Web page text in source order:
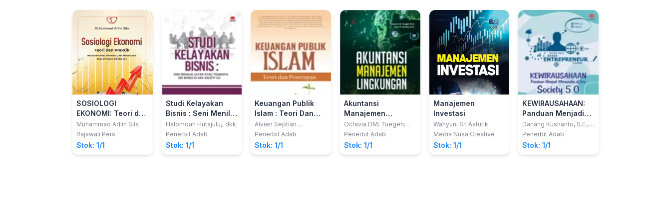
SOSIOLOGI
EKONOMI: Teori dan
Praktik
Institusionalisasi,
Hibridisasi, dan
ModalSosial
Muhammad Adlin Sila
Rajawali Pers
Stok: 1/1
Studi Kelayakan
Bisnis : Seni Menilai
Layak atau
Tidaknya Ide Bisnis
di Era Society 5.0
Halomoan Hutajulu,; dkk
Penerbit Adab
Stok: 1/1
Keuangan Publik
Islam : Teori Dan
Penerapan
Alvien Septian
Haerisma; dkk
Penerbit Adab
Stok: 1/1
Akuntansi
Manajemen
Lingkungan
Octavia DM; Tuegeh;
Johan R Tumiwa
Penerbit Adab
Stok: 1/1
Manajemen
Investasi
Wahyuni Sri Astutik
Media Nusa Creative
Stok: 1/1
KEWIRAUSAHAAN:
Panduan Menjadi
Wirausaha di Era
Society 5.0
Danang Kusnanto, S.E.,
M.M.; Pilifus Junianto,
Sugiarto, SPt.,MM., PhD.,
dkk.
Penerbit Adab
Stok: 1/1